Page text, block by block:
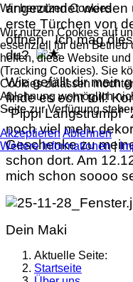
angezündet werden
erste Türchen von
öffnen. Ich mag
du?
Wie gefällt dir mein
finde es echt toll!
"Pippi Langstrumpf"
noch viel mehr
Geschenke zu
schon dort. Am
mich schon soooo
Dein Maki
Aktuelle Seite:
Startseite
Wir benutzen Cookies
Wir nutzen Cookies auf
essenziell für den Betrieb
helfen, diese Website
(Tracking Cookies). Sie
Cookies zulassen
Ablehnung womöglich
Seite zur Verfügung
Akzeptieren Ablehnen
Weitere Informationen|